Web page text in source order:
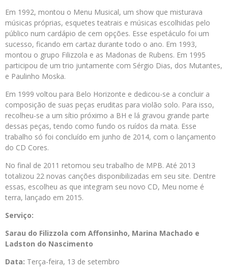
Em 1992, montou o Menu Musical, um show que misturava
músicas próprias, esquetes teatrais e músicas escolhidas pelo
público num cardápio de cem opções. Esse espetáculo foi um
sucesso, ficando em cartaz durante todo o ano. Em 1993,
montou o grupo Filizzola e as Madonas de Rubens. Em 1995
participou de um trio juntamente com Sérgio Dias, dos Mutantes,
e Paulinho Moska.
Em 1999 voltou para Belo Horizonte e dedicou-se a concluir a
composição de suas peças eruditas para violão solo. Para isso,
recolheu-se a um sítio próximo a BH e lá gravou grande parte
dessas peças, tendo como fundo os ruídos da mata. Esse
trabalho só foi concluído em junho de 2014, com o lançamento
do CD Cores.
No final de 2011 retomou seu trabalho de MPB. Até 2013
totalizou 22 novas canções disponibilizadas em seu site. Dentre
essas, escolheu as que integram seu novo CD, Meu nome é
terra, lançado em 2015.
Serviço:
Sarau do Filizzola com Affonsinho, Marina Machado e
Ladston do Nascimento
Data: Terça-feira, 13 de setembro